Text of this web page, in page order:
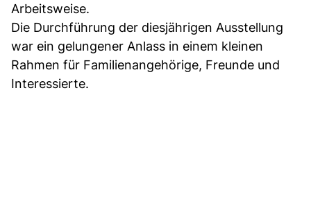
Arbeitsweise.
Die Durchführung der diesjährigen Ausstellung
war ein gelungener Anlass in einem kleinen
Rahmen für Familienangehörige, Freunde und
Interessierte.